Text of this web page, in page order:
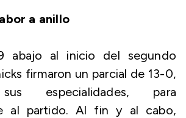
a anillo
abajo al inicio del segundo
firmaron un parcial de 13-0,
especialidades, para
al partido. Al fin y al cabo,